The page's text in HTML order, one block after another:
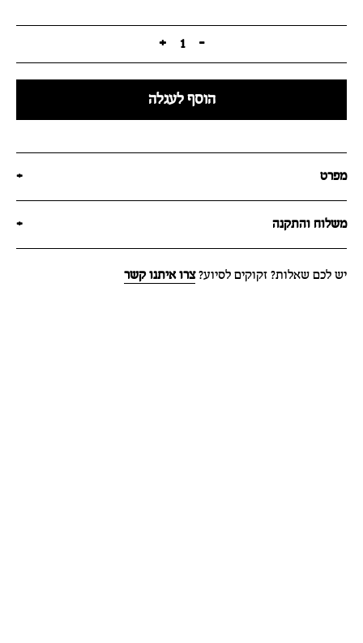
-
1
+
הוסף לעגלה
מפרט +
משלוח והתקנה +
יש לכם שאלות? זקוקים לסיוע?צרו איתנו קשר